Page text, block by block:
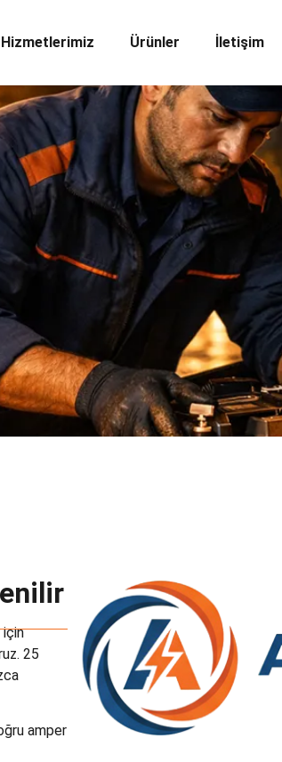
Hizmetlerimiz Ürünler İletişim
için
25
amper